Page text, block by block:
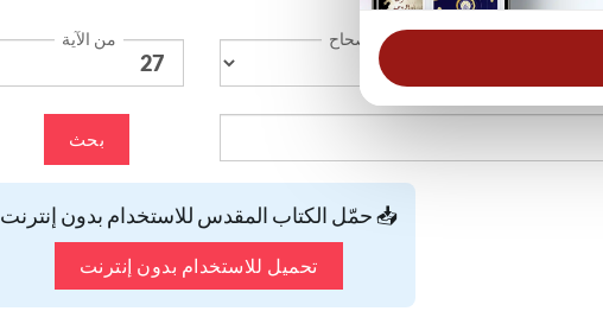
الإصحاح من الآية
بحث
📥 حمّل الكتاب المقدس للاستخدام بدون إنترنت
تحميل للاستخدام بدون إنترنت